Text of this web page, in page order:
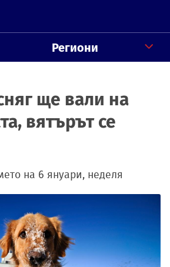
Региони
ще вали на
вятърът се
на 6 януари, неделя